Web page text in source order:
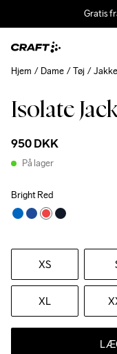
Gratis
Isolate
950 DKK
På lager
Bright Red
XS
XL
Hjem Dame Tøj